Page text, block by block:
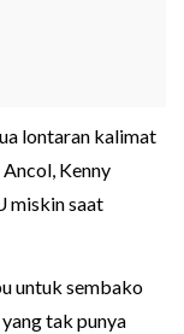
lontaran kalimat
Kenny
miskin saat
untuk sembako
tak punya